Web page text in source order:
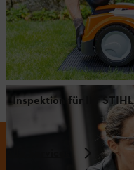
Inspektion für Ihr